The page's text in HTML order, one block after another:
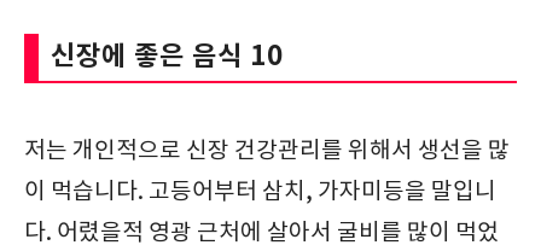
신장에 좋은 음식 10
저는 개인적으로 신장 건강관리를 위해서 생선을 많
이 먹습니다. 고등어부터 삼치, 가자미등을 말입니
다. 어렸을적 영광 근처에 살아서 굴비를 많이 먹었